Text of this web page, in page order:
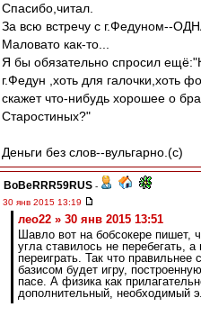
Спасибо,читал.
За всю встречу с г.Федуном--
Маловато как-то...
Я бы обязательно спросил
г.Федун ,хоть для галочки,хоть
скажет что-нибудь хорошее о
Старостиных?"
Деньги без слов--вульгарно.(с)
BoBeRRR59RUS -
30 янв 2015 13:19
лео22 » 30 янв 2015 13:51
Шавло вот на бобсокере пишет,
угла ставилось не перебегать, а
переиграть. Так что правильнее
базисом будет игру,
пасе. А физика как
дополнительный, необходимый